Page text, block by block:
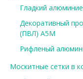
Гладкий
Декоративный
(ПВЛ) А5М
Рифленый
Москитные сетки в